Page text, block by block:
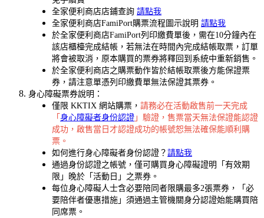
全家便利商店店鋪查詢 請點我
全家便利商店FamiPort購票流程圖示說明 請點我
於全家便利商店FamiPort列印繳費單後，需在10分鐘內在
該店櫃檯完成結帳，若無法在時間內完成結帳取票，訂單
將會被取消，原本購買的票券將釋回到系統中重新銷售。
於全家便利商店之購票動作皆於結帳取票後方能保證票
券，請注意單憑列印繳費單無法保證其票券。
身心障礙票券說明：
僅限 KKTIX 網站購票， 請務必在活動啟售前一天完成
「 身心障礙者身份認證 」驗證，售票當天無法保證能認證
成功，啟售當日才認證成功的帳號恕無法確保能順利購
票。
如何進行身心障礙者身份認證？ 請點我
通過身份認證之帳號，僅可購買身心障礙證明「有效期
限」晚於「活動日」之票券。
每位身心障礙人士含必要陪同者限購最多2張票券，「必
要陪伴者優惠措施」須通過主管機關身分認證始能購買陪
同席票。